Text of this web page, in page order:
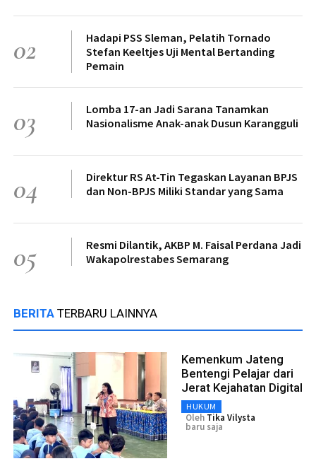
02
Hadapi PSS Sleman, Pelatih Tornado
Stefan Keeltjes Uji Mental Bertanding
Pemain
03
Lomba 17-an Jadi Sarana Tanamkan
Nasionalisme Anak-anak Dusun Karangguli
04
Direktur RS At-Tin Tegaskan Layanan BPJS
dan Non-BPJS Miliki Standar yang Sama
05
Resmi Dilantik, AKBP M. Faisal Perdana Jadi
Wakapolrestabes Semarang
BERITA TERBARU LAINNYA
Kemenkum Jateng
Bentengi Pelajar dari
Jerat Kejahatan Digital
HUKUM
Oleh Tika Vilysta
baru saja